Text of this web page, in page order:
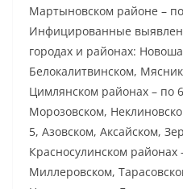
Мартыновском районе –
Инфицированные
городах и районах:
Белокалитвинском,
Цимлянском районах – по
Морозовском,
5, Азовском, Аксайском,
Красносулинском районах
Миллеровском,